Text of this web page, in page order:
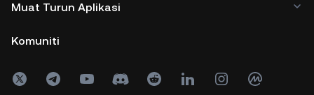
Muat Turun Aplikasi
Komuniti